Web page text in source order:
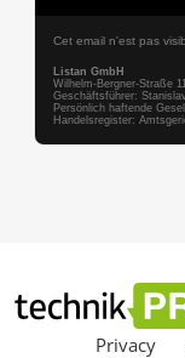
Privacy